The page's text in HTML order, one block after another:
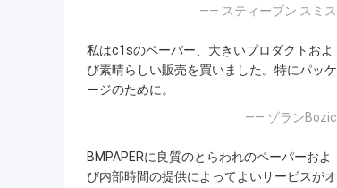
—— スティーブン スミス
私はc1sのペーパー、大きいプロダクトおよ
び素晴らしい販売を買いました。特にパッケ
ージのために。
—— ゾランBozic
BMPAPERに良質のとらわれのペーパーおよ
び内部時間の提供によってよいサービスがオ